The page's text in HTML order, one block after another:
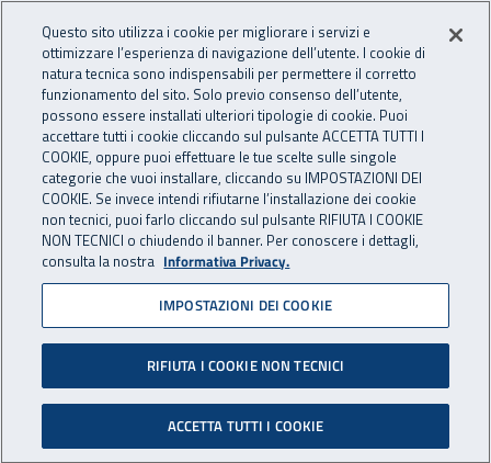
INAIL - Istituto Nazionale
Apri cerca
Navigazione principale
Navigazione - Ti trovi in:
Home Inail comunica Avvisi
Dr Liguria: guasto linee
telefoniche
Si rilevano problemi del servizio telefonico per
le sedi Inail della Dr Liguria, Dt Genova e
Chiavari.
Questo sito utilizza i cookie per migliorare i servizi e
ottimizzare l’esperienza di navigazione dell’utente. I cookie di
natura tecnica sono indispensabili per permettere il corretto
funzionamento del sito. Solo previo consenso dell’utente,
possono essere installati ulteriori tipologie di cookie. Puoi
accettare tutti i cookie cliccando sul pulsante ACCETTA TUTTI I
COOKIE, oppure puoi effettuare le tue scelte sulle singole
categorie che vuoi installare, cliccando su IMPOSTAZIONI DEI
COOKIE. Se invece intendi rifiutarne l’installazione dei cookie
non tecnici, puoi farlo cliccando sul pulsante RIFIUTA I COOKIE
NON TECNICI o chiudendo il banner. Per conoscere i dettagli,
consulta la nostra Informativa Privacy.
IMPOSTAZIONI DEI COOKIE
RIFIUTA I COOKIE NON TECNICI
ACCETTA TUTTI I COOKIE